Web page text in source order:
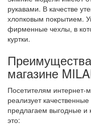
рукавами. В качестве
хлопковым покрытием.
фирменные чехлы, в
куртки.
магазине
Посетителям интернет-
реализует
предлагаем выгодные и
это: